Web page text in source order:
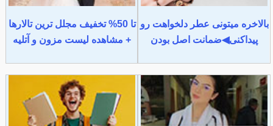
بالاخره میتونی عطر دلخواهت رو
پیداکنی◀ضمانت اصل بودن
تا 50% تخفیف مجلل ترین تالارها
+ مشاهده لیست مزون و آتلیه